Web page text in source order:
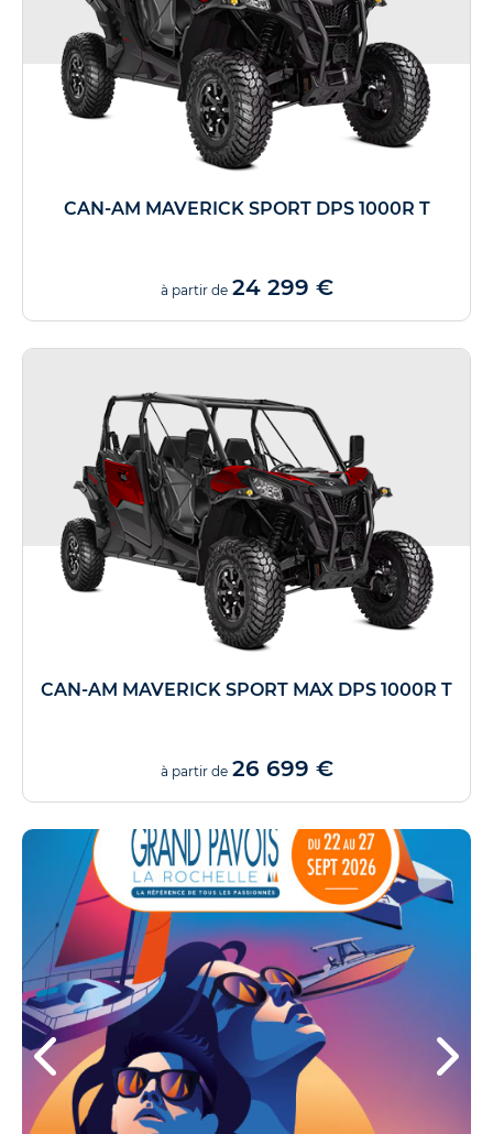
CAN-AM MAVERICK SPORT DPS 1000R T
à partir de 24 299 €
CAN-AM MAVERICK SPORT MAX DPS 1000R T
à partir de 26 699 €